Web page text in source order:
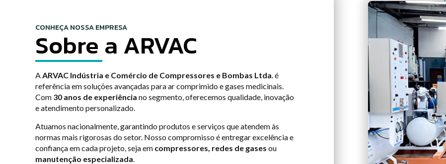
CONHEÇA NOSSA EMPRESA
Sobre a ARVAC
AARVAC Indústria e Comércio de Compressores e Bombas Ltda. é
referência em soluções avançadas para ar comprimido e gases medicinais.
Com 30 anos de experiência no segmento, oferecemos qualidade, inovação
e atendimento personalizado.
Atuamos nacionalmente, garantindo produtos e serviços que atendem às
normas mais rigorosas do setor. Nosso compromisso é entregar excelência e
confiança em cada projeto, seja em compressores, redes de gases ou
manutenção especializada.